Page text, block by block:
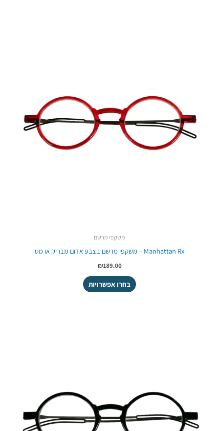
משקפי מרשם
Manhattan Rx – משקפי מרשם בצבע אדום מבריק או מט
₪189.00
בחרו אפשרויות